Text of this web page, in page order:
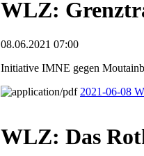
WLZ:
08.06.2021 07:00
Initiative IMNE gegen
2021-06-08
WLZ: Das